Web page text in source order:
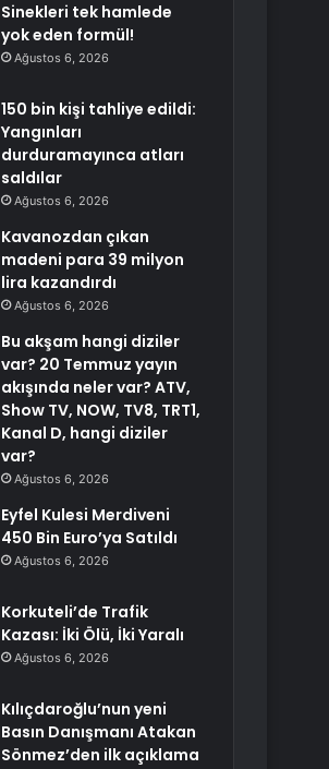
Sinekleri tek hamlede
yok eden formül!
Ağustos 6, 2026
150 bin kişi tahliye edildi:
Yangınları
durduramayınca atları
saldılar
Ağustos 6, 2026
Kavanozdan çıkan
madeni para 39 milyon
lira kazandırdı
Ağustos 6, 2026
Bu akşam hangi diziler
var? 20 Temmuz yayın
akışında neler var? ATV,
Show TV, NOW, TV8, TRT1,
Kanal D, hangi diziler
var?
Ağustos 6, 2026
Eyfel Kulesi Merdiveni
450 Bin Euro’ya Satıldı
Ağustos 6, 2026
Korkuteli’de Trafik
Kazası: İki Ölü, İki Yaralı
Ağustos 6, 2026
Kılıçdaroğlu’nun yeni
Basın Danışmanı Atakan
Sönmez’den ilk açıklama